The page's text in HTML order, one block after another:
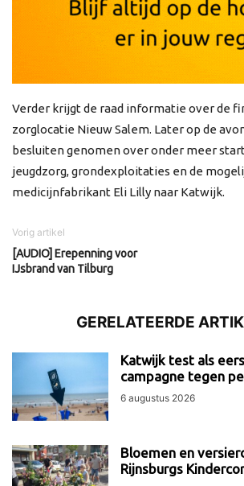
Verder krijgt de raad informatie over de
zorglocatie Nieuw Salem. Later op de
besluiten genomen over onder meer
jeugdzorg, grondexploitaties en de
medicijnfabrikant Eli Lilly naar Katwijk.
Vorig artikel
[AUDIO] Erepenning voor
IJsbrand van Tilburg
GERELATEERDE
Katwijk test als
campagne tegen
6 augustus 2026
Bloemen en
Rijnsburgs